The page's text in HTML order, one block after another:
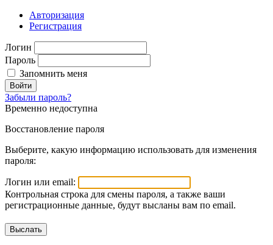
Авторизация
Регистрация
Логин
Пароль
Запомнить меня
Войти
Забыли пароль?
Временно недоступна
Восстановление пароля
Выберите, какую информацию использовать для изменения
пароля:
Логин или email:
Контрольная строка для смены пароля, а также ваши
регистрационные данные, будут высланы вам по email.